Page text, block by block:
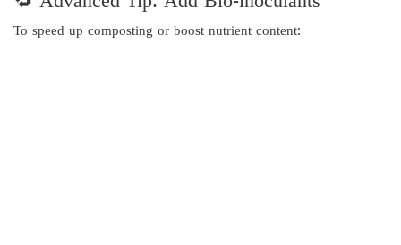
To speed up composting or boost nutrient content: